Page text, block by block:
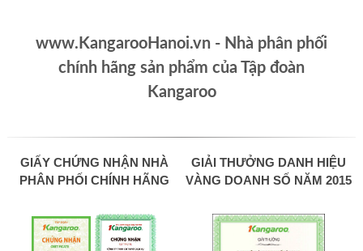
www.KangarooHanoi.vn - Nhà phân phối
chính hãng sản phẩm của Tập đoàn
Kangaroo
GIẤY CHỨNG NHẬN NHÀ
PHÂN PHỐI CHÍNH HÃNG
GIẢI THƯỞNG DANH HIỆU
VÀNG DOANH SỐ NĂM 2015